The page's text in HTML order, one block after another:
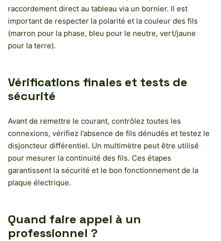
raccordement direct au tableau via un bornier. Il est
important de respecter la polarité et la couleur des fils
(marron pour la phase, bleu pour le neutre, vert/jaune
pour la terre).
Vérifications finales et tests de
sécurité
Avant de remettre le courant, contrôlez toutes les
connexions, vérifiez l’absence de fils dénudés et testez le
disjoncteur différentiel. Un multimètre peut être utilisé
pour mesurer la continuité des fils. Ces étapes
garantissent la sécurité et le bon fonctionnement de la
plaque électrique.
Quand faire appel à un
professionnel ?